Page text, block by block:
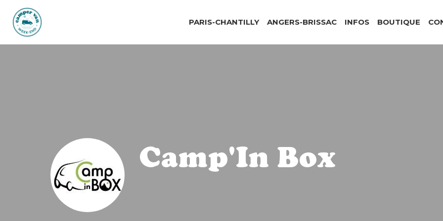
PARIS-CHANTILLY ANGERS-BRISSAC INFOS BOUTIQUE
Camp'In Box